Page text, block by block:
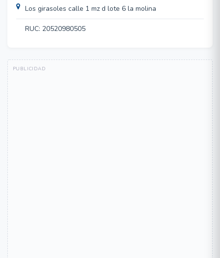
Los girasoles calle 1 mz d lote 6 la molina
RUC: 20520980505